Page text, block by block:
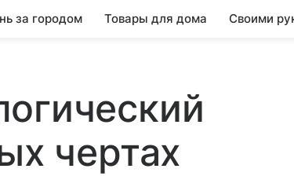
за городом Товары для дома Своими
чертах